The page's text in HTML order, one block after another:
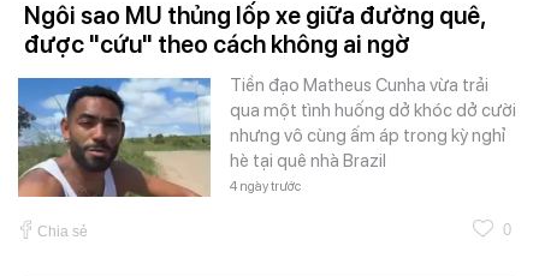
Ngôi sao MU thủng lốp xe giữa đường quê,
được "cứu" theo cách không ai ngờ
Tiền đạo Matheus Cunha vừa trải
qua một tình huống dở khóc dở cười
nhưng vô cùng ấm áp trong kỳ nghỉ
hè tại quê nhà Brazil
4 ngày trước
Chia sẻ 0